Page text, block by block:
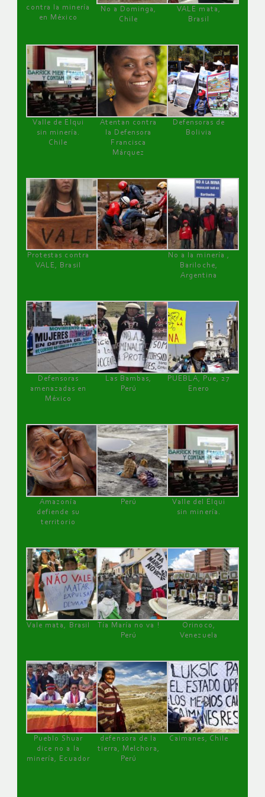
contra la minería
en México
No a Dominga,
Chile
VALE mata,
Brasil
Valle de Elqui
sin minería.
Chile
Atentan contra
la Defensora
Francisca
Márquez
Defensoras de
Bolivia
Protestas contra
VALE, Brasil
No a la minería ,
Bariloche,
Argentina
Defensoras
amenazadas en
México
Las Bambas,
Perú
PUEBLA, Pue, 27
Enero
Amazonía
defiende su
territorio
Perú
Valle del Elqui
sin minería.
Vale mata, Brasil
Tía María no va !
Perú
Orinoco,
Venezuela
Pueblo Shuar
dice no a la
minería, Ecuador
defensora de la
tierra, Melchora,
Perú
Caimanes, Chile